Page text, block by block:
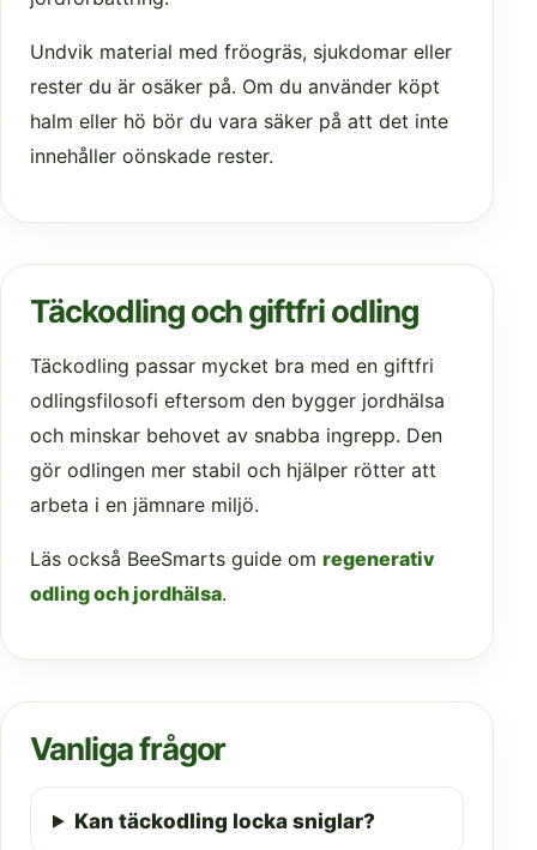
Undvik material med fröogräs, sjukdomar eller
rester du är osäker på. Om du använder köpt
halm eller hö bör du vara säker på att det inte
innehåller oönskade rester.
Täckodling och giftfri odling
Täckodling passar mycket bra med en giftfri
odlingsfilosofi eftersom den bygger jordhälsa
och minskar behovet av snabba ingrepp. Den
gör odlingen mer stabil och hjälper rötter att
arbeta i en jämnare miljö.
Läs också BeeSmarts guide om regenerativ
odling och jordhälsa.
Vanliga frågor
Kan täckodling locka sniglar?